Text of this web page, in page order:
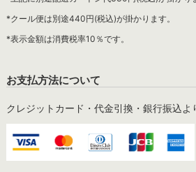
*クール便は別途440円(税込)が掛かります。
*表示金額は消費税率10％です。
お支払方法について
クレジットカード・代金引換・銀行振込よ